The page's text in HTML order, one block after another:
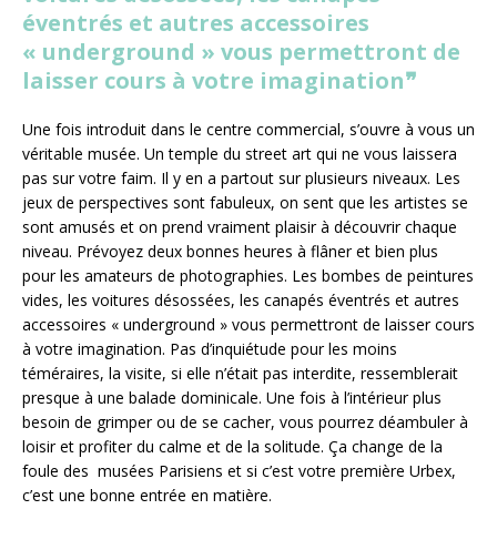
éventrés et autres accessoires
« underground » vous permettront de
laisser cours à votre imagination❞
Une fois introduit dans le centre commercial, s’ouvre à vous un
véritable musée. Un temple du street art qui ne vous laissera
pas sur votre faim. Il y en a partout sur plusieurs niveaux. Les
jeux de perspectives sont fabuleux, on sent que les artistes se
sont amusés et on prend vraiment plaisir à découvrir chaque
niveau. Prévoyez deux bonnes heures à flâner et bien plus
pour les amateurs de photographies. Les bombes de peintures
vides, les voitures désossées, les canapés éventrés et autres
accessoires « underground » vous permettront de laisser cours
à votre imagination. Pas d’inquiétude pour les moins
téméraires, la visite, si elle n’était pas interdite, ressemblerait
presque à une balade dominicale. Une fois à l’intérieur plus
besoin de grimper ou de se cacher, vous pourrez déambuler à
loisir et profiter du calme et de la solitude. Ça change de la
foule des musées Parisiens et si c’est votre première Urbex,
c’est une bonne entrée en matière.